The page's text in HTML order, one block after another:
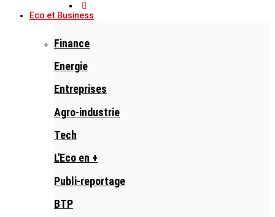
Eco et Business
Finance
Energie
Entreprises
Agro-industrie
Tech
L'Eco en +
Publi-reportage
BTP